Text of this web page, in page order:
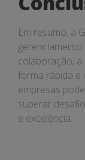
Em resumo, a
colaboração,
forma rápida e
empresas
superar
e excelência.